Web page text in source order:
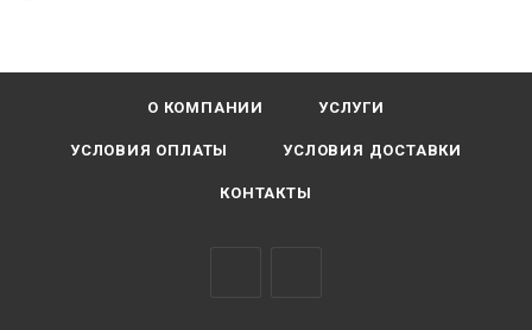
О КОМПАНИИ УСЛУГИ
УСЛОВИЯ ОПЛАТЫ УСЛОВИЯ ДОСТАВКИ
КОНТАКТЫ